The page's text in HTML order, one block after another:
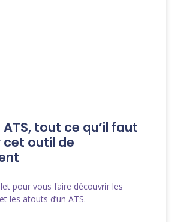
tout ce qu’il faut
cet outil de
pour vous faire découvrir les
les atouts d’un ATS.